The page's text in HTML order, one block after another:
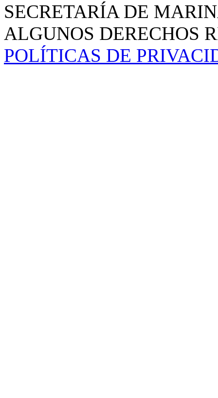
SECRETARÍA DE
ALGUNOS DERECHOS
POLÍTICAS DE